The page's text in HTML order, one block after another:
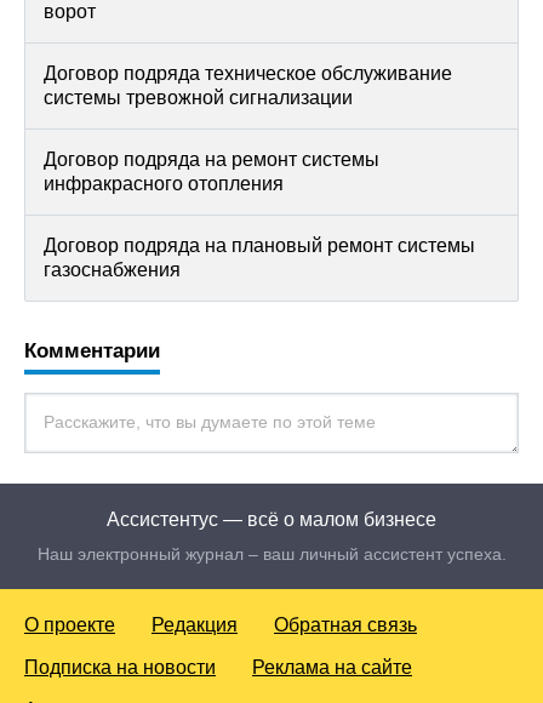
ворот
Договор подряда техническое обслуживание
системы тревожной сигнализации
Договор подряда на ремонт системы
инфракрасного отопления
Договор подряда на плановый ремонт системы
газоснабжения
Комментарии
Ассистентус — всё о малом бизнесе
Наш электронный журнал – ваш личный ассистент успеха.
О проекте Редакция Обратная связь
Подписка на новости Реклама на сайте